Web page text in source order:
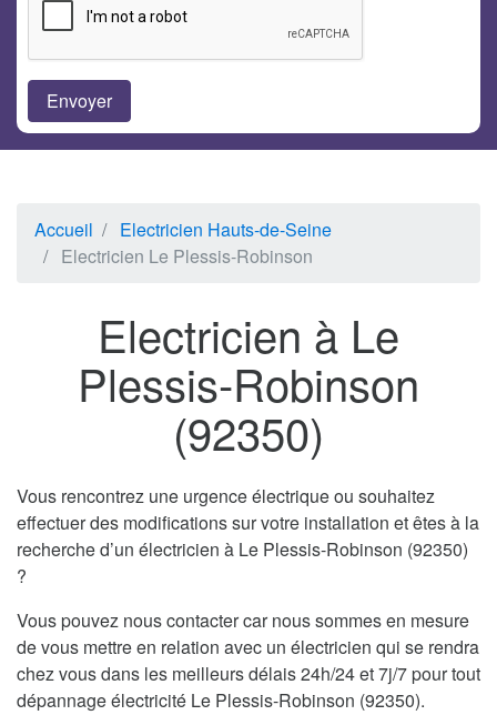
Accueil
Electricien Hauts-de-Seine
Electricien Le Plessis-Robinson
Electricien à Le
Plessis-Robinson
(92350)
Vous rencontrez une urgence électrique ou souhaitez
effectuer des modifications sur votre installation et êtes à la
recherche d’un électricien à Le Plessis-Robinson (92350)
?
Vous pouvez nous contacter car nous sommes en mesure
de vous mettre en relation avec un électricien qui se rendra
chez vous dans les meilleurs délais 24h/24 et 7j/7 pour tout
dépannage électricité Le Plessis-Robinson (92350).